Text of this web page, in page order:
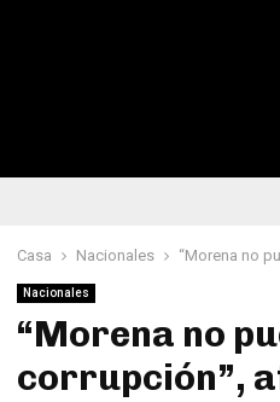
Casa Nacionales “Morena no
Nacionales
“Morena no
corrupción”,